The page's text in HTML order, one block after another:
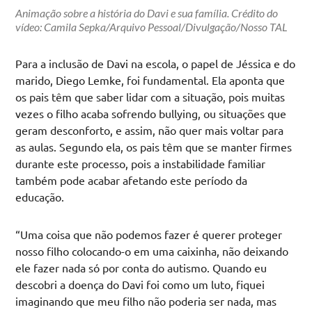
Animação sobre a história do Davi e sua família. Crédito do
vídeo: Camila Sepka/Arquivo Pessoal/Divulgação/Nosso TAL
Para a inclusão de Davi na escola, o papel de Jéssica e do
marido, Diego Lemke, foi fundamental. Ela aponta que
os pais têm que saber lidar com a situação, pois muitas
vezes o filho acaba sofrendo bullying, ou situações que
geram desconforto, e assim, não quer mais voltar para
as aulas. Segundo ela, os pais têm que se manter firmes
durante este processo, pois a instabilidade familiar
também pode acabar afetando este período da
educação.
“Uma coisa que não podemos fazer é querer proteger
nosso filho colocando-o em uma caixinha, não deixando
ele fazer nada só por conta do autismo. Quando eu
descobri a doença do Davi foi como um luto, fiquei
imaginando que meu filho não poderia ser nada, mas